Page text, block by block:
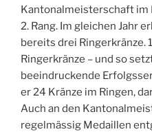
Kantonalmeisterschaft im
2. Rang. Im gleichen Jahr
bereits drei
Ringerkränze – und so
beeindruckende
er 24 Kränze im Ringen,
Auch an den
regelmässig Medaillen